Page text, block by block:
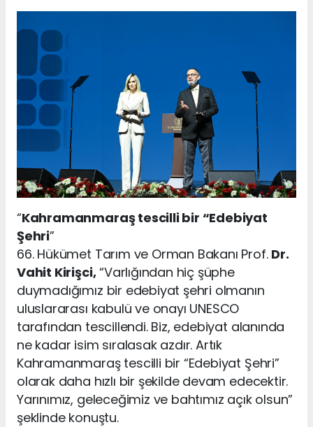
“Kahramanmaraş tescilli bir “Edebiyat
Şehri”
66. Hükümet Tarım ve Orman Bakanı Prof. Dr.
Vahit Kirişci,“Varlığından hiç şüphe
duymadığımız bir edebiyat şehri olmanın
uluslararası kabulü ve onayı UNESCO
tarafından tescillendi. Biz, edebiyat alanında
ne kadar isim sıralasak azdır. Artık
Kahramanmaraş tescilli bir “Edebiyat Şehri”
olarak daha hızlı bir şekilde devam edecektir.
Yarınımız, geleceğimiz ve bahtımız açık olsun”
şeklinde konuştu.